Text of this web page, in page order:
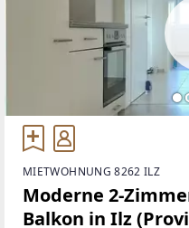
MIETWOHNUNG 8262 ILZ
Moderne 2-
Balkon in Ilz